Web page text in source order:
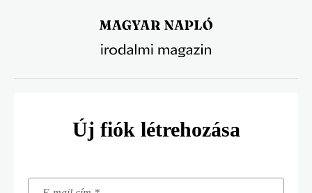
Új fiók létrehozása